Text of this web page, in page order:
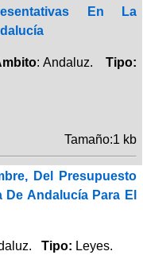
En La
: Andaluz.Tipo:
Tamaño:1 kb
Del Presupuesto
Andalucía Para El
Tipo: Leyes.